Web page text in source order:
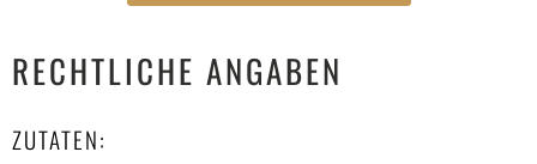
RECHTLICHE ANGABEN
ZUTATEN: